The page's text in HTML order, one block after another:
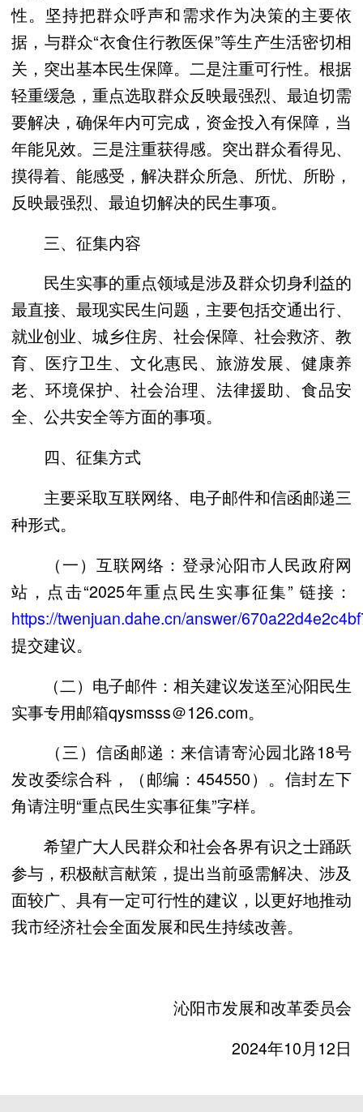
性。坚持把群众呼声和需求作为决策的主要依
据，与群众“衣食住行教医保”等生产生活密切相
关，突出基本民生保障。二是注重可行性。根据
轻重缓急，重点选取群众反映最强烈、最迫切需
要解决，确保年内可完成，资金投入有保障，当
年能见效。三是注重获得感。突出群众看得见、
摸得着、能感受，解决群众所急、所忧、所盼，
反映最强烈、最迫切解决的民生事项。
三、征集内容
民生实事的重点领域是涉及群众切身利益的
最直接、最现实民生问题，主要包括交通出行、
就业创业、城乡住房、社会保障、社会救济、教
育、医疗卫生、文化惠民、旅游发展、健康养
老、环境保护、社会治理、法律援助、食品安
全、公共安全等方面的事项。
四、征集方式
主要采取互联网络、电子邮件和信函邮递三
种形式。
（一）互联网络：登录沁阳市人民政府网
站，点击“2025年重点民生实事征集” 链接：
https://twenjuan.dahe.cn/answer/
提交建议。
（二）电子邮件：相关建议发送至沁阳民生
实事专用邮箱qysmsss＠126.com。
（三）信函邮递：来信请寄沁园北路18号
发改委综合科，（邮编：454550）。信封左下
角请注明“重点民生实事征集”字样。
希望广大人民群众和社会各界有识之士踊跃
参与，积极献言献策，提出当前亟需解决、涉及
面较广、具有一定可行性的建议，以更好地推动
我市经济社会全面发展和民生持续改善。
沁阳市发展和改革委员会
2024年10月12日